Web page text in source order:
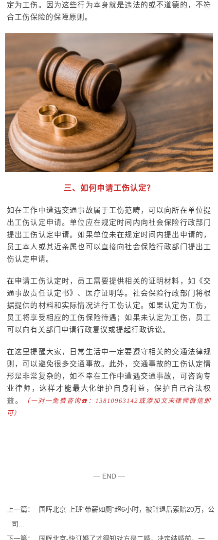
定为工伤。因为这些行为本身就是违法的或不道德的，不符
合工伤保险的保障原则。
三、如何申请工伤认定？
如在工作中遭遇交通事故属于工伤范畴，可以向所在单位提
出工伤认定申请。单位应在规定时间内向社会保险行政部门
提出工伤认定申请。如果单位未在规定时间内提出申请的，
员工本人或其近亲属也可以直接向社会保险行政部门提出工
伤认定申请。
在申请工伤认定时，员工需要提供相关的证明材料，如《交
通事故责任认定书》、医疗证明等。社会保险行政部门将根
据提供的材料和实际情况进行工伤认定。如果认定为工伤，
员工将享受相应的工伤保险待遇；如果未认定为工伤，员工
可以向有关部门申请行政复议或提起行政诉讼。
在这里提醒大家，日常生活中一定要遵守相关的交通法律规
则，可以避免很多交通事故。此外，交通事故的工伤认定情
形是非常复杂的，如不幸在工作中遭遇交通事故，可咨询专
业律师，这样才能最大化维护自身利益，保护自己合法权
益。
（一对一免费咨询☎️：13810963142或添加文末律师微信即
可）
— END —
上一篇：
国晖北京-上班“带薪如厕”超6小时，被辞退后索赔20万，公
司...